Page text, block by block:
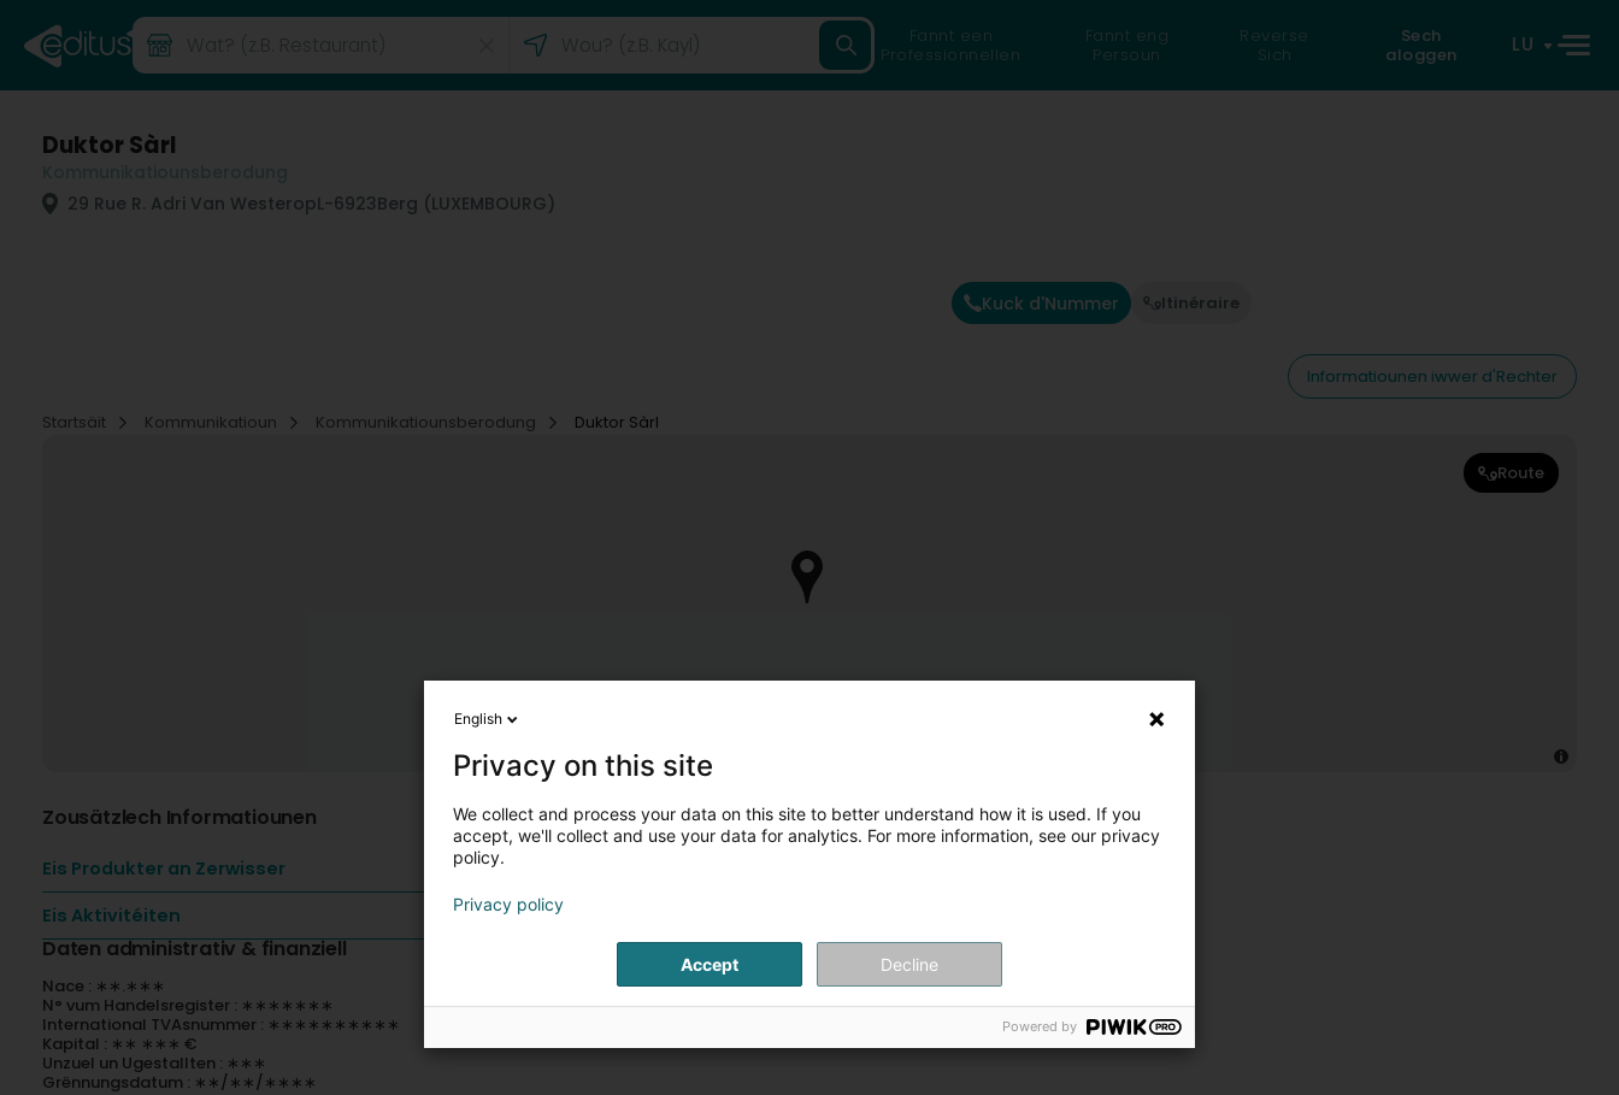
Fannt een
Professionnellen
Fannt eng
Persoun
Reverse
Sich
Sech
aloggen
LU
Duktor Sàrl
29 Rue R. Adri Van WesteropL-6923Berg (LUXEMBOURG)
Kuck d'Nummer Itinéraire
Informatiounen iwwer d'Rechter
Startsäit
Kommunikatioun Kommunikatiounsberodung Duktor Sàrl
Route
Zousätzlech Informatiounen
Eis Produkter an Zerwisser
Eis Aktivitéiten
Daten administrativ & finanziell
Nace : ∗∗.∗∗∗
N° vum Handelsregister : ∗∗∗∗∗∗∗
International TVAsnummer : ∗∗∗∗∗∗∗∗∗∗
Kapital : ∗∗ ∗∗∗ €
Unzuel un Ugestallten : ∗∗∗
Grënnungsdatum : ∗∗/∗∗/∗∗∗∗
English
Privacy on this site
We collect and process your data on this site to better understand how it is used. If you
accept, we'll collect and use your data for analytics. For more information, see our privacy
policy.
Privacy policy
Accept Decline
Powered by